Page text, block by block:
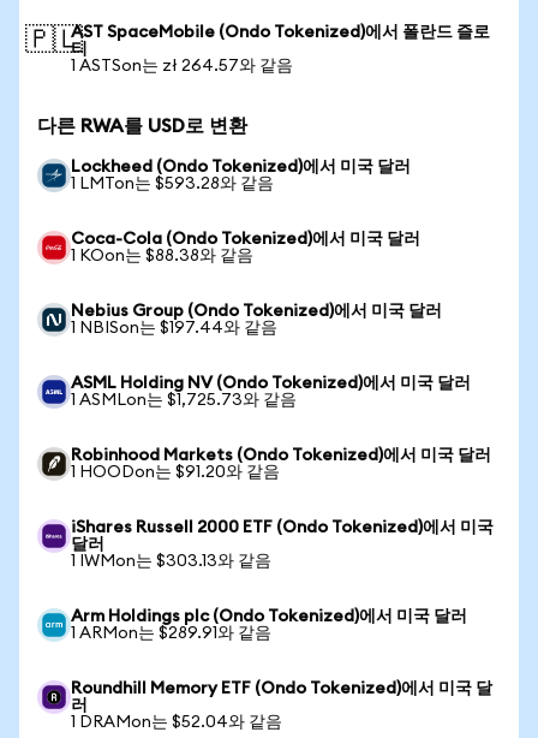
🇵🇱AST SpaceMobile (Ondo Tokenized)에서 폴란드 즐로
티
1 ASTSon는 zł 264.57와 같음
다른 RWA를 USD로 변환
Lockheed (Ondo Tokenized)에서 미국 달러
1 LMTon는 $593.28와 같음
Coca-Cola (Ondo Tokenized)에서 미국 달러
1 KOon는 $88.38와 같음
Nebius Group (Ondo Tokenized)에서 미국 달러
1 NBISon는 $197.44와 같음
ASML Holding NV (Ondo Tokenized)에서 미국 달러
1 ASMLon는 $1,725.73와 같음
Robinhood Markets (Ondo Tokenized)에서 미국 달러
1 HOODon는 $91.20와 같음
iShares Russell 2000 ETF (Ondo Tokenized)에서 미국
달러
1 IWMon는 $303.13와 같음
Arm Holdings plc (Ondo Tokenized)에서 미국 달러
1 ARMon는 $289.91와 같음
Roundhill Memory ETF (Ondo Tokenized)에서 미국 달
러
1 DRAMon는 $52.04와 같음